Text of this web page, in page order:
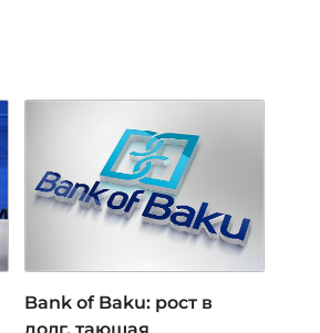
Bank of Baku: рост в